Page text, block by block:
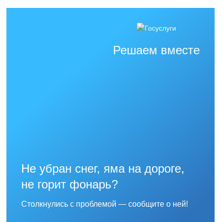
Решаем вместе
Не убран снег, яма на дороге,
не горит фонарь?
Столкнулись с проблемой — сообщите о ней!